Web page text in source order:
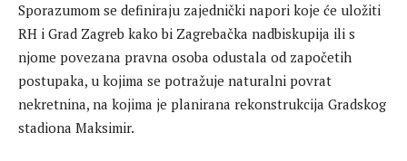
Sporazumom se definiraju zajednički napori koje će uložiti
RH i Grad Zagreb kako bi Zagrebačka nadbiskupija ili s
njome povezana pravna osoba odustala od započetih
postupaka, u kojima se potražuje naturalni povrat
nekretnina, na kojima je planirana rekonstrukcija Gradskog
stadiona Maksimir.